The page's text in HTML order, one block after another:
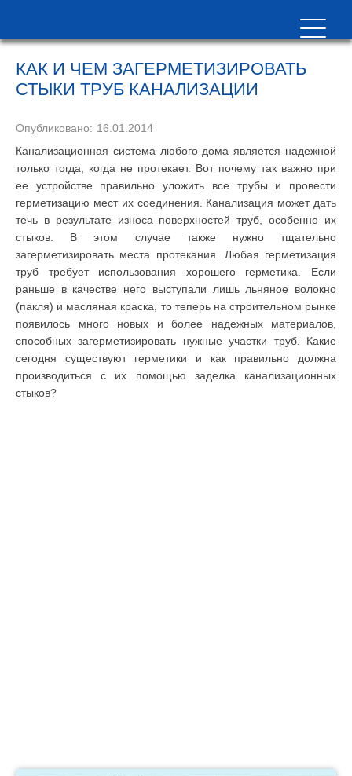
КАК И ЧЕМ ЗАГЕРМЕТИЗИРОВАТЬ
СТЫКИ ТРУБ КАНАЛИЗАЦИИ
Опубликовано: 16.01.2014
Канализационная система любого дома является надежной
только тогда, когда не протекает. Вот почему так важно при
ее устройстве правильно уложить все трубы и провести
герметизацию мест их соединения. Канализация может дать
течь в результате износа поверхностей труб, особенно их
стыков. В этом случае также нужно тщательно
загерметизировать места протекания. Любая герметизация
труб требует использования хорошего герметика. Если
раньше в качестве него выступали лишь льняное волокно
(пакля) и масляная краска, то теперь на строительном рынке
появилось много новых и более надежных материалов,
способных загерметизировать нужные участки труб. Какие
сегодня существуют герметики и как правильно должна
производиться с их помощью заделка канализационных
стыков?